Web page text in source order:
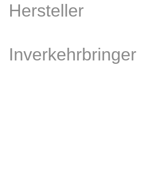
Hersteller
Inverkehrbringer